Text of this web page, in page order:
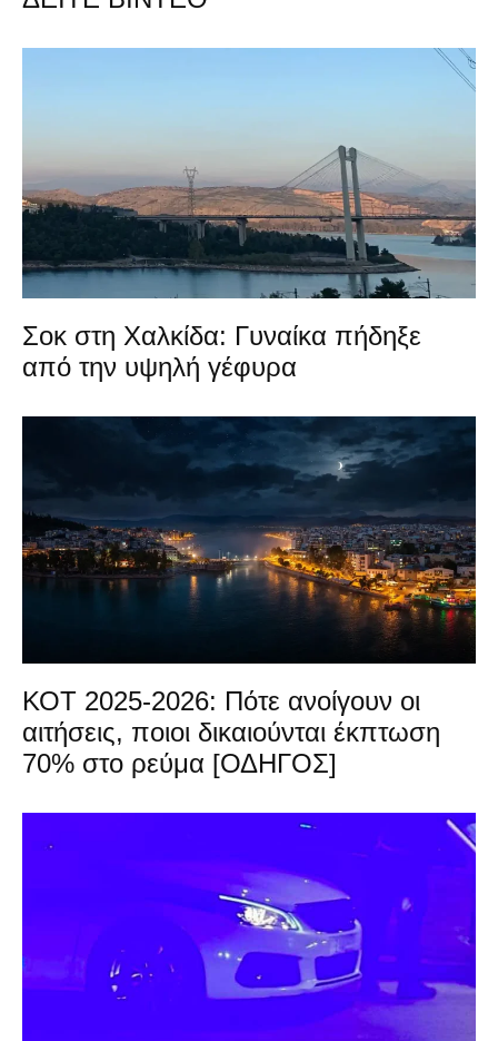
Σοκ στη Χαλκίδα: Γυναίκα πήδηξε
από την υψηλή γέφυρα
ΚΟΤ 2025-2026: Πότε ανοίγουν οι
αιτήσεις, ποιοι δικαιούνται έκπτωση
70% στο ρεύμα [ΟΔΗΓΟΣ]